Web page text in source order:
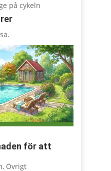
på cykeln
för att
, Övrigt